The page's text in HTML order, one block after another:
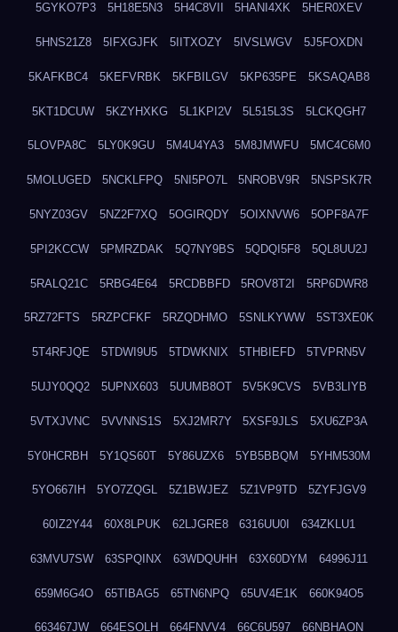
5GYKO7P3 5H18E5N3 5H4C8VII 5HANI4XK 5HER0XEV
5HNS21Z8 5IFXGJFK 5IITXOZY 5IVSLWGV 5J5FOXDN
5KAFKBC4 5KEFVRBK 5KFBILGV 5KP635PE 5KSAQAB8
5KT1DCUW 5KZYHXKG 5L1KPI2V 5L515L3S 5LCKQGH7
5LOVPA8C 5LY0K9GU 5M4U4YA3 5M8JMWFU 5MC4C6M0
5MOLUGED 5NCKLFPQ 5NI5PO7L 5NROBV9R 5NSPSK7R
5NYZ03GV 5NZ2F7XQ 5OGIRQDY 5OIXNVW6 5OPF8A7F
5PI2KCCW 5PMRZDAK 5Q7NY9BS 5QDQI5F8 5QL8UU2J
5RALQ21C 5RBG4E64 5RCDBBFD 5ROV8T2I 5RP6DWR8
5RZ72FTS 5RZPCFKF 5RZQDHMO 5SNLKYWW 5ST3XE0K
5T4RFJQE 5TDWI9U5 5TDWKNIX 5THBIEFD 5TVPRN5V
5UJY0QQ2 5UPNX603 5UUMB8OT 5V5K9CVS 5VB3LIYB
5VTXJVNC 5VVNNS1S 5XJ2MR7Y 5XSF9JLS 5XU6ZP3A
5Y0HCRBH 5Y1QS60T 5Y86UZX6 5YB5BBQM 5YHM530M
5YO667IH 5YO7ZQGL 5Z1BWJEZ 5Z1VP9TD 5ZYFJGV9
60IZ2Y44 60X8LPUK 62LJGRE8 6316UU0I 634ZKLU1
63MVU7SW 63SPQINX 63WDQUHH 63X60DYM 64996J11
659M6G4O 65TIBAG5 65TN6NPQ 65UV4E1K 660K94O5
663467JW 664ESOLH 664FNVV4 66C6U597 66NBHAON